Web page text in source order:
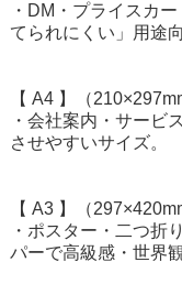
・DM・プライスカ
てられにくい」用途向
【 A4 】（
・会社案内・サービ
させやすいサイズ。
【 A3 】（
・ポスター・二つ折
パーで高級感・世界観